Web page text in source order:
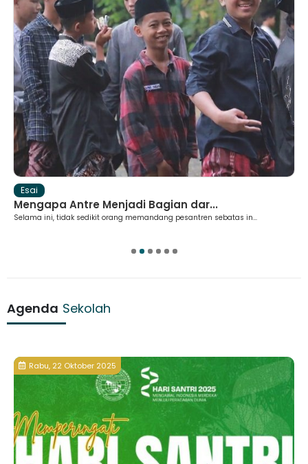
Esai
Mengapa Antre Menjadi Bagian dar...
Selama ini, tidak sedikit orang memandang pesantren sebatas in...
5 6
Agenda Sekolah
Rabu, 22 Oktober 2025